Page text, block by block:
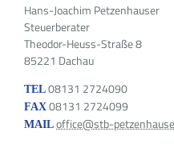
Hans-Joachim Petzenhauser
Steuerberater
Theodor-Heuss-Straße 8
85221 Dachau
TEL 08131 2724090
FAX 08131 2724099
MAIL office@stb-